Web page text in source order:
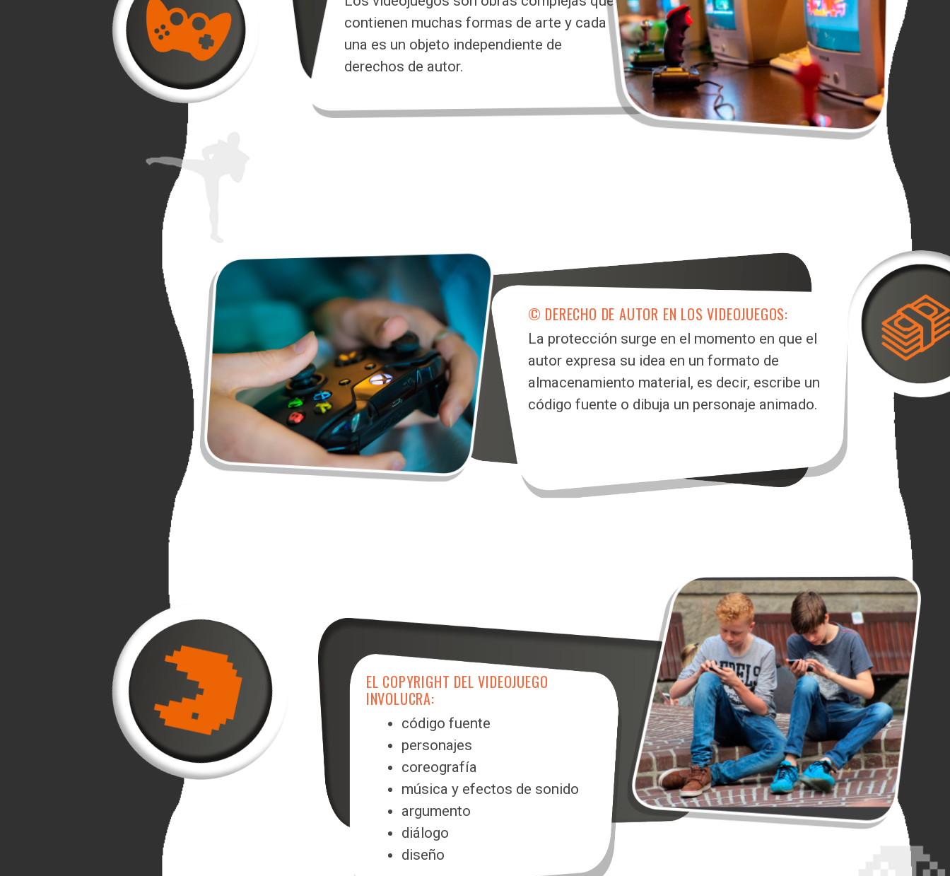
contienen muchas formas de arte y cada
una es un objeto independiente de
derechos de autor.
© DERECHO DE AUTOR EN LOS VIDEOJUEGOS:
La protección surge en el momento en que el
autor expresa su idea en un formato de
almacenamiento material, es decir, escribe un
código fuente o dibuja un personaje animado.
EL COPYRIGHT DEL VIDEOJUEGO
INVOLUCRA:
código fuente
personajes
coreografía
música y efectos de sonido
argumento
diálogo
diseño